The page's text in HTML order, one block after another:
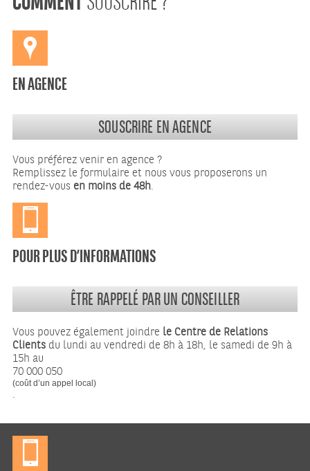
EN AGENCE
SOUSCRIRE EN AGENCE
Vous préférez venir en agence ?
Remplissez le formulaire et nous vous proposerons un
rendez-vous en moins de 48h.
POUR PLUS D’INFORMATIONS
ÊTRE RAPPELÉ PAR UN CONSEILLER
Vous pouvez également joindre le Centre de Relations
Clients du lundi au vendredi de 8h à 18h, le samedi de 9h à
15h au
70 000 050
(coût d’un appel local)
.